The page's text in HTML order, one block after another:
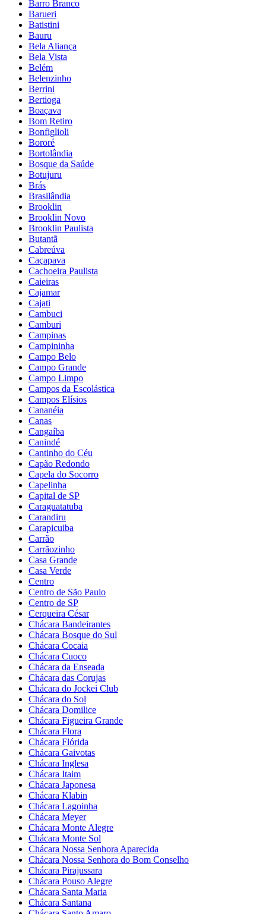
Barro Branco
Barueri
Batistini
Bauru
Bela Aliança
Bela Vista
Belém
Belenzinho
Berrini
Bertioga
Boaçava
Bom Retiro
Bonfiglioli
Bororé
Bortolândia
Bosque da Saúde
Botujuru
Brás
Brasilândia
Brooklin
Brooklin Novo
Brooklin Paulista
Butantã
Cabreúva
Caçapava
Cachoeira Paulista
Caieiras
Cajamar
Cajati
Cambuci
Camburi
Campinas
Campininha
Campo Belo
Campo Grande
Campo Limpo
Campos da Escolástica
Campos Elísios
Cananéia
Canas
Cangaíba
Canindé
Cantinho do Céu
Capão Redondo
Capela do Socorro
Capelinha
Capital de SP
Caraguatatuba
Carandiru
Carapicuiba
Carrão
Carrãozinho
Casa Grande
Casa Verde
Centro
Centro de São Paulo
Centro de SP
Cerqueira César
Chácara Bandeirantes
Chácara Bosque do Sul
Chácara Cocaia
Chácara Cuoco
Chácara da Enseada
Chácara das Corujas
Chácara do Jockei Club
Chácara do Sol
Chácara Domilice
Chácara Figueira Grande
Chácara Flora
Chácara Flórida
Chácara Gaivotas
Chácara Inglesa
Chácara Itaim
Chácara Japonesa
Chácara Klabin
Chácara Lagoinha
Chácara Meyer
Chácara Monte Alegre
Chácara Monte Sol
Chácara Nossa Senhora Aparecida
Chácara Nossa Senhora do Bom Conselho
Chácara Pirajussara
Chácara Pouso Alegre
Chácara Santa Maria
Chácara Santana